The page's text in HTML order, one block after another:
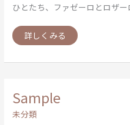
ひとたち、ファゼーロとロザ
詳しくみる
Sample
未分類
Sample